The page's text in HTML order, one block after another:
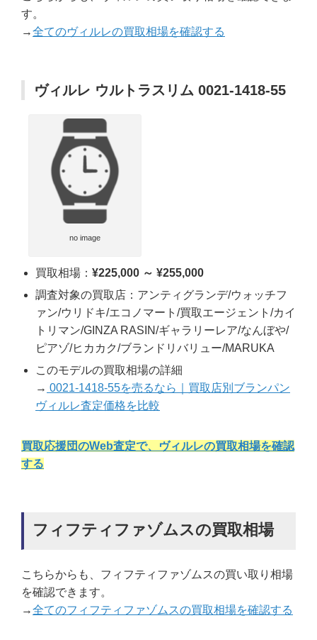
す。
→全てのヴィルレの買取相場を確認する
ヴィルレ ウルトラスリム 0021-1418-55
no image
買取相場： ¥225,000 ～ ¥255,000
調査対象の買取店：アンティグランデ/ウォッチフ
ァン/ウリドキ/エコノマート/買取エージェント/カイ
トリマン/GINZA RASIN/ギャラリーレア/なんぼや/
ピアゾ/ヒカカク/ブランドリバリュー/MARUKA
このモデルの買取相場の詳細
→ 0021-1418-55を売るなら｜買取店別ブランパン
ヴィルレ査定価格を比較
買取応援団のWeb査定で、ヴィルレの買取相場を確認
する
フィフティファゾムスの買取相場
こちらからも、フィフティファゾムスの買い取り相場
を確認できます。
→全てのフィフティファゾムスの買取相場を確認する